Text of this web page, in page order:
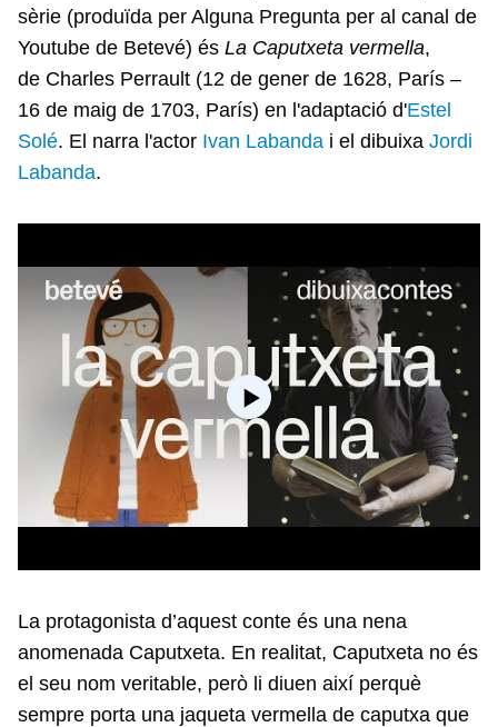
sèrie (produïda per Alguna Pregunta per al canal de
Youtube de Betevé) és La Caputxeta vermella,
de Charles Perrault (12 de gener de 1628, París –
16 de maig de 1703, París) en l'adaptació d'Estel
Solé. El narra l'actor Ivan Labanda i el dibuixa Jordi
Labanda.
La protagonista d’aquest conte és una nena
anomenada Caputxeta. En realitat, Caputxeta no és
el seu nom veritable, però li diuen així perquè
sempre porta una jaqueta vermella de caputxa que